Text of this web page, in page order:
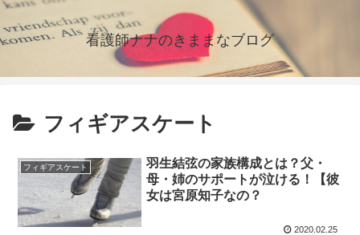
看護師ナナのきままなブログ
フィギアスケート
フィギアスケート
羽生結弦の家族構成とは？父・
母・姉のサポートが泣ける！【彼
女は宮原知子なの？
2020.02.25